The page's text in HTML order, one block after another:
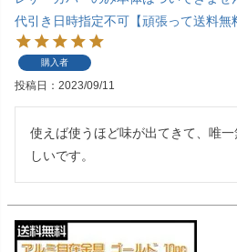
代引き日時指定不可【頑張って送料無
購入者
投稿日 2023/09/11
使えば使うほど味が出てきて、唯
しいです。